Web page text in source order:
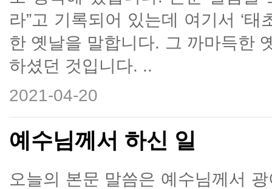
라”고 기록되어 있는데 여기서 ‘
한 옛날을 말합니다. 그 까마득한
하셨던 것입니다. ..
2021-04-20
예수님께서 하신 일
오늘의 본문 말씀은 예수님께서